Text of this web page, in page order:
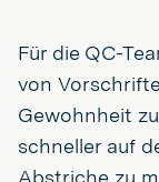
Für die QC-
von
Gewohnheit
schneller auf
Abstriche zu